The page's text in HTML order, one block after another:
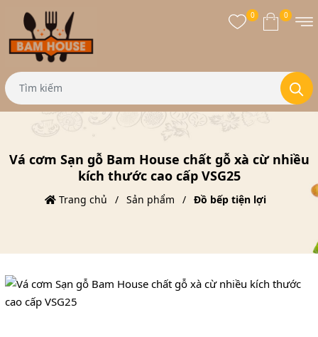
0 0
Vá cơm Sạn gỗ Bam House chất gỗ xà cừ nhiều
kích thước cao cấp VSG25
Trang chủ Sản phẩm Đồ bếp tiện lợi